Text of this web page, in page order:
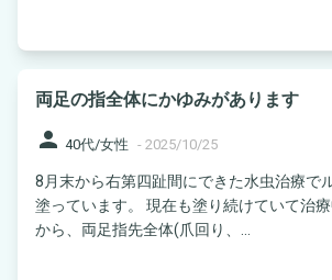
両足の指全体にかゆみがあります
person 40代/女性 - 2025/10/25
8月末から右第四趾間にできた水虫治療で
塗っています。 現在も塗り続けていて治
から、両足指先全体(爪回り、...